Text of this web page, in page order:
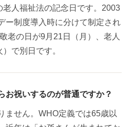
老人福祉法の記念日です。2003
ー制度導入時に分けて制定され
老の日が9月21日（月）、老人
で別日です。
お祝いするのが普通ですか？
ません。WHO定義では65歳以